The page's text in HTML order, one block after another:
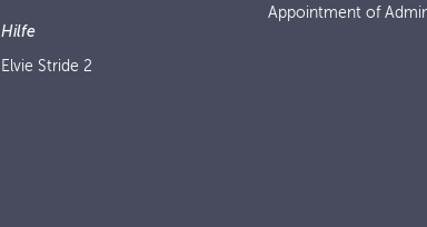
Hilfe
Elvie Stride 2
Appointment of